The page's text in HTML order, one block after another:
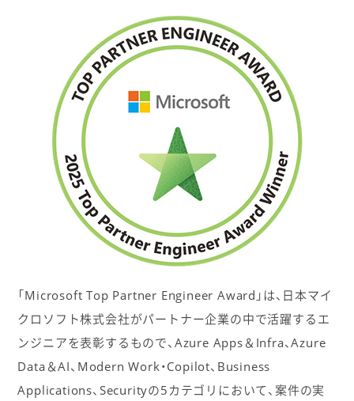
「Microsoft Top Partner Engineer Award」は、日本マイ
クロソフト株式会社がパートナー企業の中で活躍するエ
ンジニアを表彰するもので、Azure Apps＆Infra、Azure
Data＆AI、Modern Work・Copilot、Business
Applications、Securityの5カテゴリにおいて、案件の実